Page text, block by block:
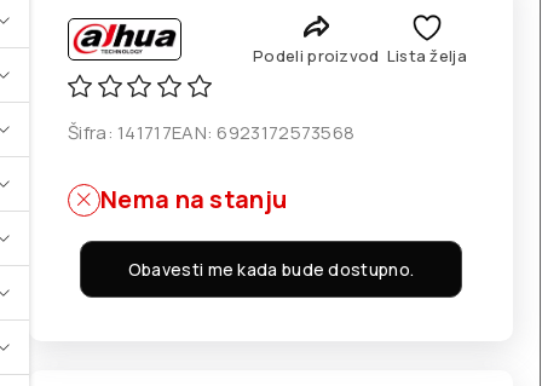
Podeli proizvod Lista želja
Šifra: 141717EAN: 6923172573568
Nema na stanju
Obavesti me kada bude dostupno.